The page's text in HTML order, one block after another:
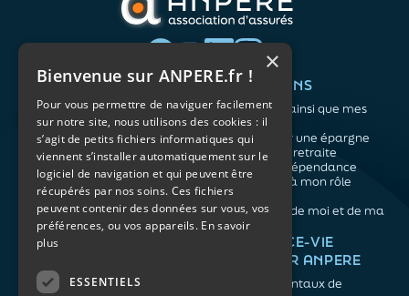
QUI SOMMES-NOUS ?
L'association
Notre organisation
L’équipe
Les atouts du contrat
associatif
VOS BESOINS
Me protéger ainsi que mes
proches
Me constituer une épargne
Préparer ma retraite
Anticiper la dépendance
Me préparer à mon rôle
d'aidant
Prendre soin de moi et de ma
santé
NOS ARTICLES
Retraite
ASSURANCE-VIE
FACILE PAR ANPERE
Les fondamentaux de
×
Bienvenue sur ANPERE.fr !
Pour vous permettre de naviguer facilement
sur notre site, nous utilisons des cookies : il
s’agit de petits fichiers informatiques qui
viennent s’installer automatiquement sur le
logiciel de navigation et qui peuvent être
récupérés par nos soins. Ces fichiers
peuvent contenir des données sur vous, vos
préférences, ou vos appareils. En savoir
plus
ESSENTIELS